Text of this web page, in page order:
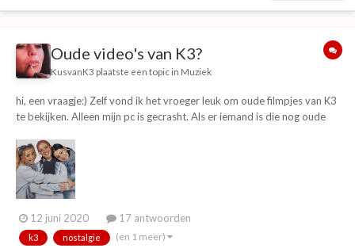
Oude video's van K3?
KusvanK3 plaatste een topic in Muziek
hi, een vraagje:) Zelf vond ik het vroeger leuk om oude filmpjes van K3
te bekijken. Alleen mijn pc is gecrasht. Als er iemand is die nog oude
heel weinig filmpjes te vinden.
12 juni 2020 17 antwoorden
k3 nostalgie (en 1 meer)